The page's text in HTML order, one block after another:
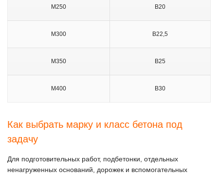
М250 B20
М300 B22,5
М350 B25
М400 B30
Как выбрать марку и класс бетона под
задачу
Для подготовительных работ, подбетонки, отдельных
ненагруженных оснований, дорожек и вспомогательных